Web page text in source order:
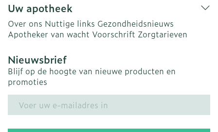
Uw apotheek
Over ons Nuttige links Gezondheidsnieuws
Apotheker van wacht Voorschrift Zorgtarieven
Nieuwsbrief
Blijf op de hoogte van nieuwe producten en
promoties